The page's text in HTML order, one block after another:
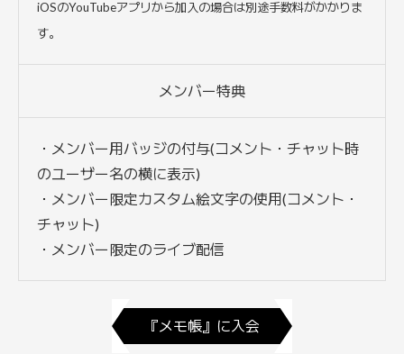
iOSのYouTubeアプリから加入の場合は別途手数料がかかりま
す。
メンバー特典
・メンバー用バッジの付与(コメント・チャット時
のユーザー名の横に表示)
・メンバー限定カスタム絵文字の使用(コメント・
チャット)
・メンバー限定のライブ配信
『メモ帳』に入会